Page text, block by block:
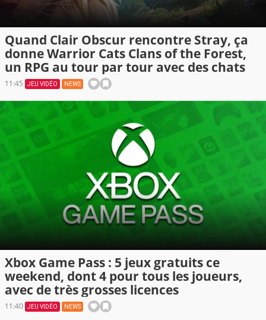
Quand Clair Obscur rencontre Stray, ça
donne Warrior Cats Clans of the Forest,
un RPG au tour par tour avec des chats
11:45 JEU VIDÉO NEWS
Xbox Game Pass : 5 jeux gratuits ce
weekend, dont 4 pour tous les joueurs,
avec de très grosses licences
11:40 JEU VIDÉO NEWS